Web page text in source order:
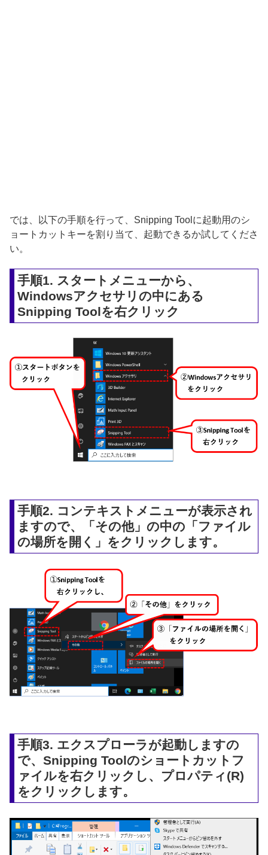
では、以下の手順を行って、Snipping Toolに起動用のシ
ョートカットキーを割り当て、起動できるか試してくださ
い。
手順1. スタートメニューから、
Windowsアクセサリの中にある
Snipping Toolを右クリック
手順2. コンテキストメニューが表示され
ますので、「その他」の中の「ファイル
の場所を開く」をクリックします。
手順3. エクスプローラが起動しますの
で、Snipping Toolのショートカットフ
ァイルを右クリックし、プロパティ(R)
をクリックします。